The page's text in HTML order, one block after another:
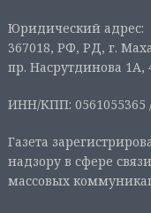
Юридический адрес:
367018, РФ, РД, г.
пр. Насрутдинова 1А,
ИНН/КПП: 0561055365 /
Газета
надзору в сфере
массовых